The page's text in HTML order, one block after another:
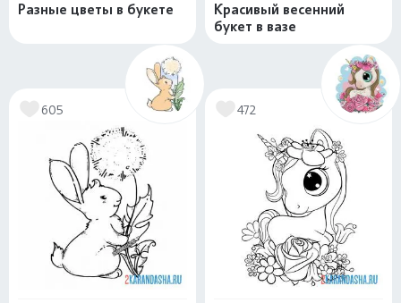
Разные цветы в букете
Красивый весенний
букет в вазе
605 472